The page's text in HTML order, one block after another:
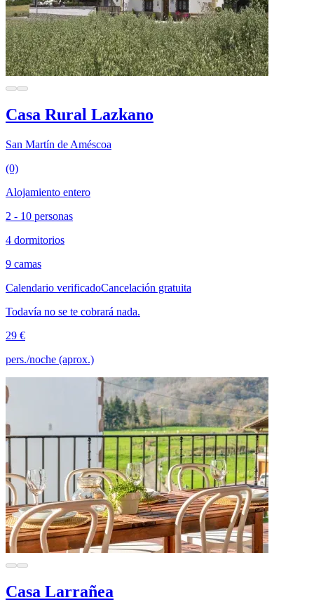
Casa Rural Lazkano
San Martín de Améscoa
(0)
Alojamiento entero
2 - 10 personas
4 dormitorios
9 camas
Calendario verificadoCancelación gratuita
Todavía no se te cobrará nada.
29 €
pers./noche (aprox.)
Casa Larrañea